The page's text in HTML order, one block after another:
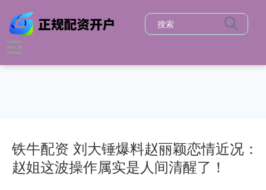
铁牛配资 刘大锤爆料赵丽颖恋情近况：
赵姐这波操作属实是人间清醒了！